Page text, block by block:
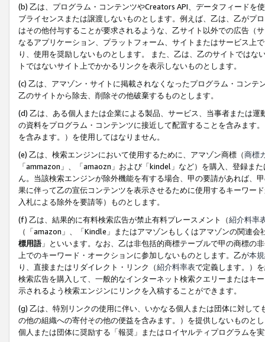
(b) 乙は、プログラム・コンテンツやCreators API、データフィード
ブライセンスまたは譲渡しないものとします。例えば、乙は、乙がプ
はその他付与することが要求されるような、乙サイト以外での広告（
なるアプリケーション、プラットフォーム、サイトまたはサービス上
り、使用を奨励しないものとします。 また、乙は、乙のサイトでは
トではないサイト上でかかるリンクを表示しないものとします。
(c) 乙は、アマゾン・サイトに掲載されなくなったプログラム・コン
乙のサイトから除去、削除その他破棄するものとします。
(d) 乙は、ある個人または企業による製品、サービス、当事者または
の資料をプログラム・コンテンツに接近して配置することを含みます
を含みます。）を使用してはなりません。
(e) 乙は、検索エンジンにおいて使用するために、アマゾン商標（商標
「ammazon」、「amaozn」および「kindel」など）を購入、登録ま
ん。当該検索エンジンが除外機能を有する場合、甲の要請があれば、
果に伴って乙の宣伝コンテンツを表示させるために使用するキーワー
入札による除外を要請等）ものとします。
(f) 乙は、結果的に有料検索広告が禁止有料プレースメント（紹介料率
（「amazon」、「Kindle」またはアマゾンもしくはアマゾンの関連
標用語」といいます。なお、乙は非包括的商標テーブルで甲の商標の
上でのキーワード・オークションに参加しないものとします。乙が本
り、直接またはリダイレクト・リンク（紹介料率表で定義します。）
検索広告を購入して、一般的なインターネット検索クエリーまたはキ
示されるよう検索エンジンにリンクを入稿することができます。
(g) 乙は、特別リンクの使用に伴い、いかなる個人または団体に対し
の他の組織への寄付その他の便益を含みます。）を提供しないものと
個人または団体に奨励する「報奨」またはロイヤルティプログラムを